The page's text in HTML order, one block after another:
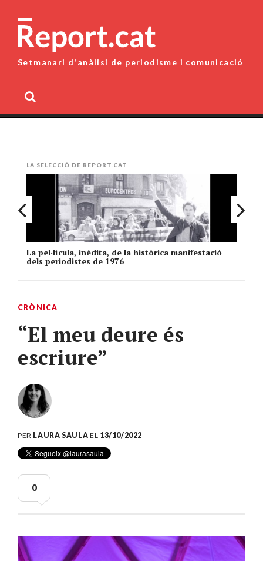
content
Setmanari d'anàlisi de periodisme i comunicació
LA SELECCIÓ DE REPORT.CAT
La pel·lícula, inèdita, de la històrica manifestació
dels periodistes de 1976
CRÒNICA
“El meu deure és
escriure”
PER LAURA SAULA EL 13/10/2022
0